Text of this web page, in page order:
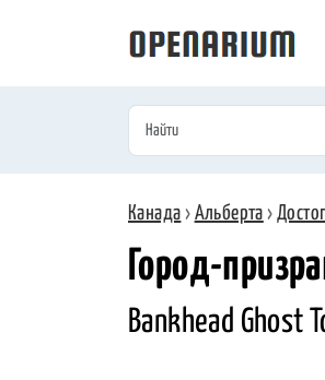
Канада › Альберта ›
Город-
Bankhead Ghost